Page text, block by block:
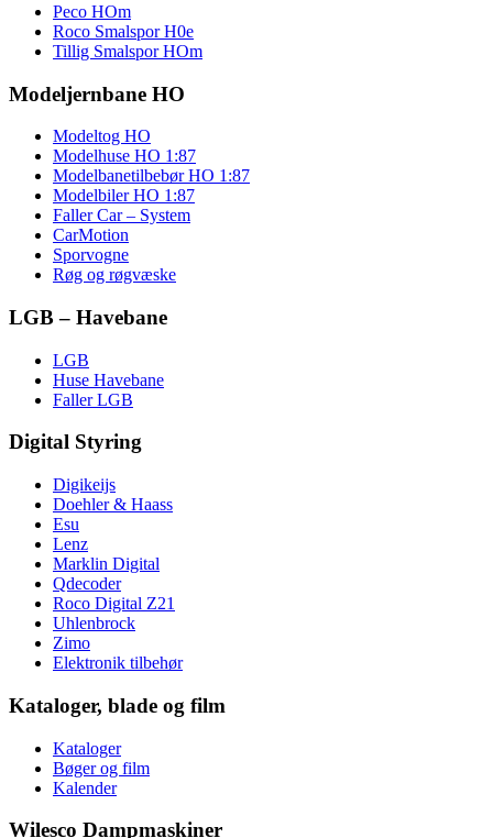
Peco HOm
Roco Smalspor H0e
Tillig Smalspor HOm
Modeljernbane HO
Modeltog HO
Modelhuse HO 1:87
Modelbanetilbebør HO 1:87
Modelbiler HO 1:87
Faller Car – System
CarMotion
Sporvogne
Røg og røgvæske
LGB – Havebane
LGB
Huse Havebane
Faller LGB
Digital Styring
Digikeijs
Doehler & Haass
Esu
Lenz
Marklin Digital
Qdecoder
Roco Digital Z21
Uhlenbrock
Zimo
Elektronik tilbehør
Kataloger, blade og film
Kataloger
Bøger og film
Kalender
Wilesco Dampmaskiner